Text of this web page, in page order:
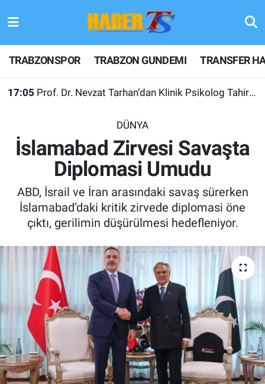
TRABZONSPOR TRABZON GUNDEMI TRANSFER
17:05 Prof. Dr. Nevzat Tarhan’dan Klinik Psikolog Tahir Yurdakul’a Övgü Dolu Sözler
DÜNYA
İslamabad Zirvesi Savaşta
Diplomasi Umudu
ABD, İsrail ve İran arasındaki savaş sürerken
İslamabad’daki kritik zirvede diplomasi öne
çıktı, gerilimin düşürülmesi hedefleniyor.
TRABZONSPOR
TRABZON GUNDEMI
KULİS MEYDANI
1461 TRABZON
FUTBOL
ALT LIGLER
TV VE SİNEMA
BASKETBOL
SAĞLIK
GENEL
Hava Durumu
Trafik Durumu
Son Dakika Haberleri
Haber Arşivi